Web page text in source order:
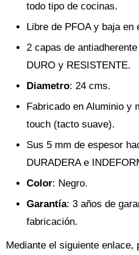
todo tipo de cocinas.
Libre de PFOA y baja en
2 capas de
DURO y RESISTENTE.
Diametro: 24 cms.
Fabricado en Aluminio y
touch (tacto suave).
Sus 5 mm de espesor
DURADERA e
Color: Negro.
Garantía: 3 años de
fabricación.
Mediante el siguiente enlace,